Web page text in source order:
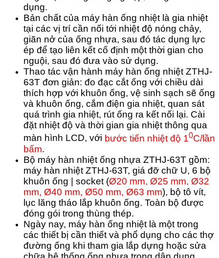
dụng.
Bản chất của máy hàn ống nhiệt là gia nhiệt
tại các vị trí cần nối tới nhiệt độ nóng chảy,
giãn nở của ống nhựa, sau đó tác dụng lực
ép để tạo liên kết cố định một thời gian cho
nguội, sau đó đưa vào sử dụng.
Thao tác vận hành máy hàn ống nhiệt ZTHJ-
63T đơn giản: đo đạc cắt ống với chiều dài
thích hợp với khuôn ống, vệ sinh sạch sẽ ống
và khuôn ống, cắm điện gia nhiệt, quan sát
quá trình gia nhiệt, rút ống ra kết nối lại. Cài
đặt nhiệt độ và thời gian gia nhiệt thông qua
màn hình LCD, với bước tiến nhiệt độ 10C/lần
bấm.
Bộ máy hàn nhiệt ống nhựa ZTHJ-63T gồm:
máy hàn nhiệt ZTHJ-63T, giá đỡ chữ U, 6 bộ
khuôn ống | socket (Ø20 mm, Ø25 mm, Ø32
mm, Ø40 mm, Ø50 mm, Ø63 mm), bộ tô vít,
lục lăng tháo lắp khuôn ống. Toàn bộ được
đóng gói trong thùng thép.
Ngày nay, máy hàn ống nhiệt là một trong
các thiết bị cần thiết và phổ dụng cho các thợ
đường ống khi tham gia lắp dựng hoặc sửa